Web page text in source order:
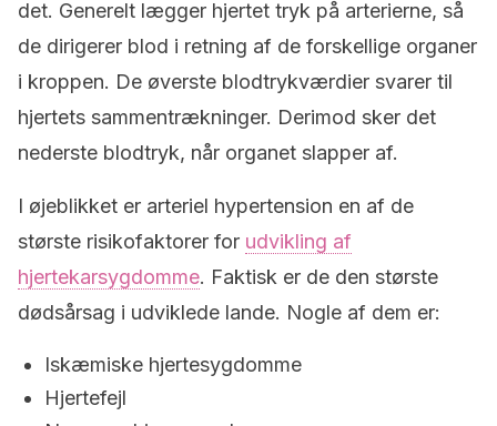
det. Generelt lægger hjertet tryk på arterierne, så
de dirigerer blod i retning af de forskellige organer
i kroppen. De øverste blodtrykværdier svarer til
hjertets sammentrækninger. Derimod sker det
nederste blodtryk, når organet slapper af.
I øjeblikket er arteriel hypertension en af ​​de
største risikofaktorer for udvikling af
hjertekarsygdomme. Faktisk er de den største
dødsårsag i udviklede lande. Nogle af dem er:
Iskæmiske hjertesygdomme
Hjertefejl